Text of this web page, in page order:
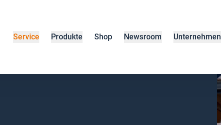
Service Produkte Shop Newsroom Unternehmen